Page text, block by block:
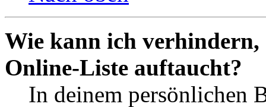
Wie kann ich verhindern,
Online-Liste auftaucht?
In deinem persönlichen